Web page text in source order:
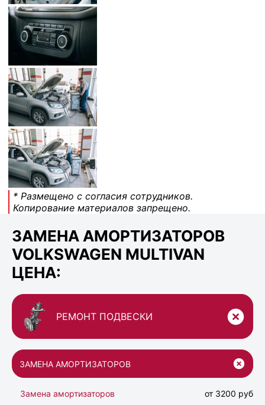
* Размещено с согласия сотрудников.
Копирование материалов запрещено.
ЗАМЕНА АМОРТИЗАТОРОВ
VOLKSWAGEN MULTIVAN
ЦЕНА:
РЕМОНТ ПОДВЕСКИ
ЗАМЕНА АМОРТИЗАТОРОВ
Замена амортизаторов
от 3200 руб